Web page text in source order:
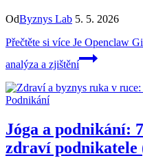
OdByznys Lab 5. 5. 2026
Přečtěte si více Je Openclaw
analýza a zjištění
Podnikání
Jóga a podnikání:
zdraví podnikatele